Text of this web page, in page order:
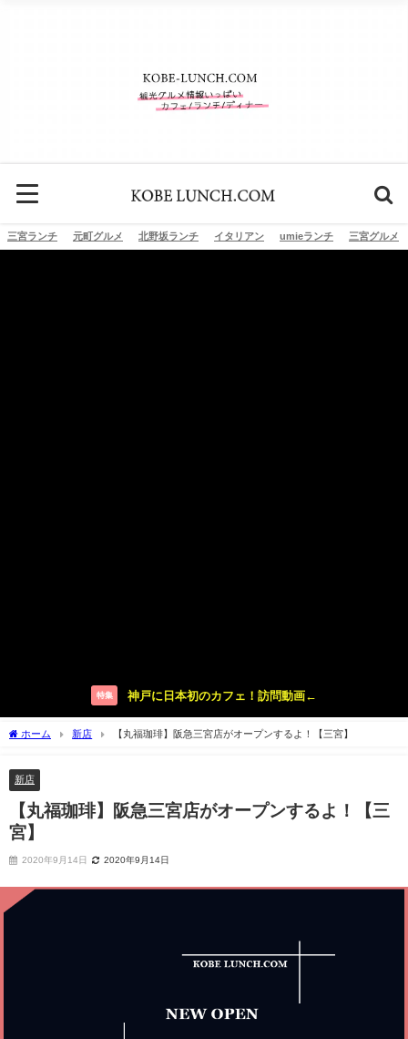
三宮ランチ 元町グルメ 北野坂ランチ イタリアン umieランチ 三宮グルメ
特集 神戸に日本初のカフェ！訪問動画←
ホーム 新店 【丸福珈琲】阪急三宮店がオープンするよ！【三宮】
新店
【丸福珈琲】阪急三宮店がオープンするよ！【三
宮】
2020年9月14日 2020年9月14日